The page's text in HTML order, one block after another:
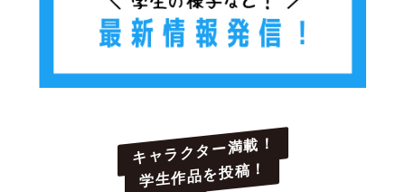
キャラクター満載！
学生作品を投稿！